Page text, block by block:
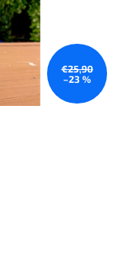
€25,90
–23 %